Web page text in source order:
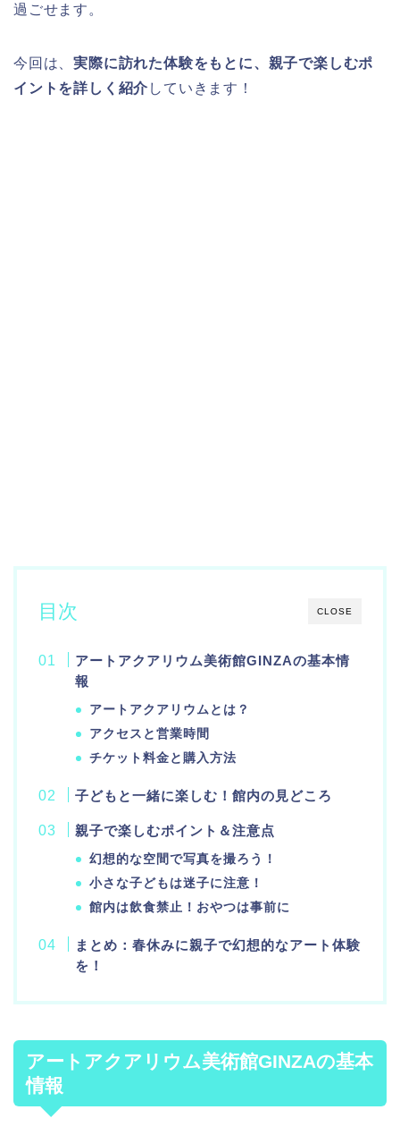
過ごせます。
今回は、実際に訪れた体験をもとに、親子で楽しむポ
イントを詳しく紹介 していきます！
CLOSE
目次
アートアクアリウム美術館GINZAの基本情
報
アートアクアリウムとは？
アクセスと営業時間
チケット料金と購入方法
子どもと一緒に楽しむ！館内の見どころ
親子で楽しむポイント＆注意点
幻想的な空間で写真を撮ろう！
小さな子どもは迷子に注意！
館内は飲食禁止！おやつは事前に
まとめ：春休みに親子で幻想的なアート体験
を！
アートアクアリウム美術館GINZAの基本
情報